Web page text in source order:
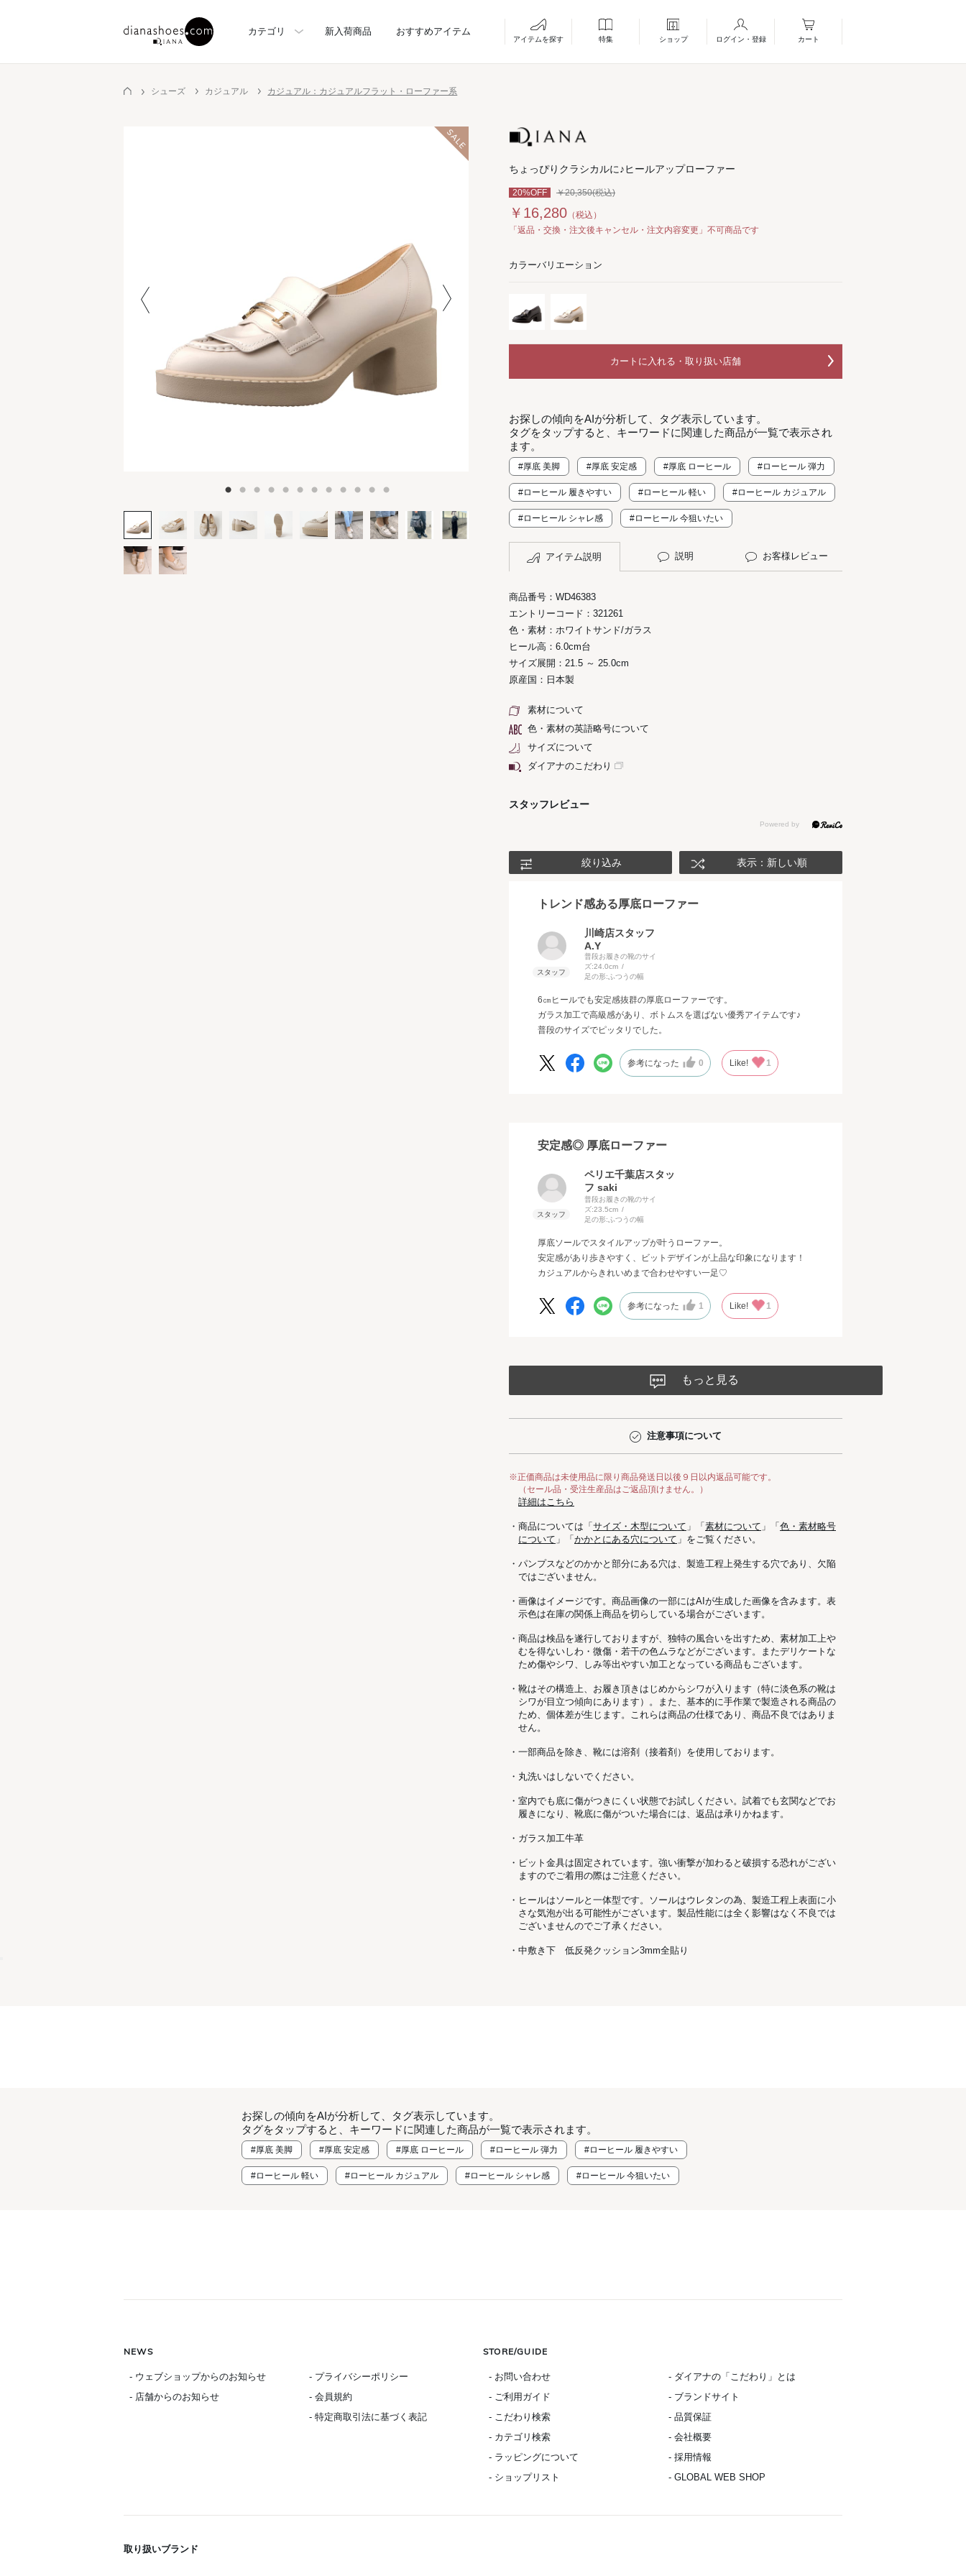
カテゴリ 新入荷商品 おすすめアイテム
アイテムを探す 特集 ショップ ログイン・登録 カート
シューズ カジュアル カジュアル：カジュアルフラット・ローファー系
ちょっぴりクラシカルに♪ヒールアップローファー
20%OFF ￥20,350(税込)
￥16,280 （税込）
「返品・交換・注文後キャンセル・注文内容変更」不可商品です
カラーバリエーション
カートに入れる・取り扱い店舗
お探しの傾向をAIが分析して、タグ表示しています。
タグをタップすると、キーワードに関連した商品が一覧で表示され
ます。
#厚底 美脚 #厚底 安定感 #厚底 ローヒール #ローヒール 弾力
#ローヒール 履きやすい #ローヒール 軽い #ローヒール カジュアル
#ローヒール シャレ感 #ローヒール 今狙いたい
アイテム説明 説明 お客様レビュー
商品番号：WD46383
エントリーコード：321261
色・素材：ホワイトサンド/ガラス
ヒール高：6.0cm台
サイズ展開：21.5 ～ 25.0cm
原産国：日本製
素材について
色・素材の英語略号について
サイズについて
ダイアナのこだわり
スタッフレビュー
絞り込み 表示：新しい順
トレンド感ある厚底ローファー
川崎店スタッフ
A.Y
普段お履きの靴のサイ
ズ:24.0cm
足の形: ふつうの幅
6㎝ヒールでも安定感抜群の厚底ローファーです。
ガラス加工で高級感があり、ボトムスを選ばない優秀アイテムです♪
普段のサイズでピッタリでした。
参考になった 0 Like! 1
安定感◎ 厚底ローファー
ペリエ千葉店スタッ
フ saki
普段お履きの靴のサイ
ズ:23.5cm
足の形: ふつうの幅
厚底ソールでスタイルアップが叶うローファー。
安定感があり歩きやすく、ビットデザインが上品な印象になります！
カジュアルからきれいめまで合わせやすい一足♡
参考になった 1 Like! 1
もっと見る
注意事項について
※正価商品は未使用品に限り商品発送日以後９日以内返品可能です。
（セール品・受注生産品はご返品頂けません。）
詳細はこちら
・商品については「 サイズ・木型について 」「 素材について 」「 色・素材略号
について 」「 かかとにある穴について 」をご覧ください。
・パンプスなどのかかと部分にある穴は、製造工程上発生する穴であり、欠陥
ではございません。
・画像はイメージです。商品画像の一部にはAIが生成した画像を含みます。表
示色は在庫の関係上商品を切らしている場合がございます。
・商品は検品を遂行しておりますが、独特の風合いを出すため、素材加工上
むを得ないしわ・微傷・若干の色ムラなどがございます。またデリケートな
ため傷やシワ、しみ等出やすい加工となっている商品もございます。
・靴はその構造上、お履き頂きはじめからシワが入ります（特に淡色系の靴は
シワが目立つ傾向にあります）。また、基本的に手作業で製造される商品の
ため、個体差が生じます。これらは商品の仕様であり、商品不良ではありま
せん。
・一部商品を除き、靴には溶剤（接着剤）を使用しております。
・丸洗いはしないでください。
・室内でも底に傷がつきにくい状態でお試しください。試着でも玄関などでお
履きになり、靴底に傷がついた場合には、返品は承りかねます。
・ガラス加工牛革
・ビット金具は固定されています。強い衝撃が加わると破損する恐れがござい
ますのでご着用の際はご注意ください。
・ヒールはソールと一体型です。ソールはウレタンの為、製造工程上表面に小
さな気泡が出る可能性がございます。製品性能には全く影響はなく不良では
ございませんのでご了承ください。
・中敷き下 低反発クッション3mm全貼り
お探しの傾向をAIが分析して、タグ表示しています。
タグをタップすると、キーワードに関連した商品が一覧で表示されます。
#厚底 美脚 #厚底 安定感 #厚底 ローヒール #ローヒール 弾力 #ローヒール 履きやすい
#ローヒール 軽い #ローヒール カジュアル #ローヒール シャレ感 #ローヒール 今狙いたい
NEWS
- ウェブショップからのお知らせ
- 店舗からのお知らせ
- プライバシーポリシー
- 会員規約
- 特定商取引法に基づく表記
STORE/GUIDE
- お問い合わせ
- ご利用ガイド
- こだわり検索
- カテゴリ検索
- ラッピングについて
- ショップリスト
- ダイアナの「こだわり」とは
- ブランドサイト
- 品質保証
- 会社概要
- 採用情報
- GLOBAL WEB SHOP
取り扱いブランド